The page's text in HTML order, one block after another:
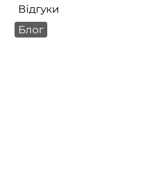
Відгуки
Блог